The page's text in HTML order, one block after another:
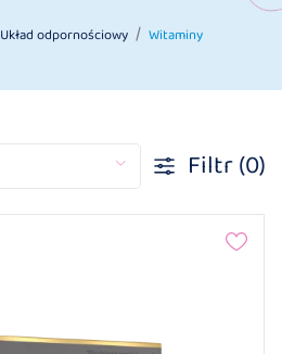
Układ odpornościowy Witaminy
Filtr(0)